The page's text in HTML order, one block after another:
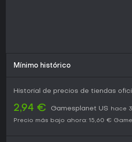
Mínimo histórico
Historial de precios de tiendas
2,94 € Gamesplanet US
hace
Precio más bajo ahora: 15,60 €